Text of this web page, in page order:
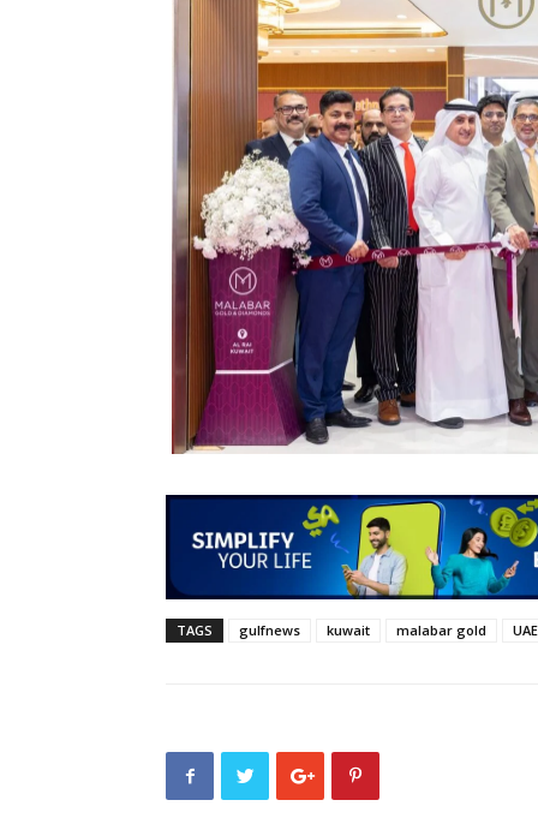
TAGS gulfnews kuwait malabar gold UAE